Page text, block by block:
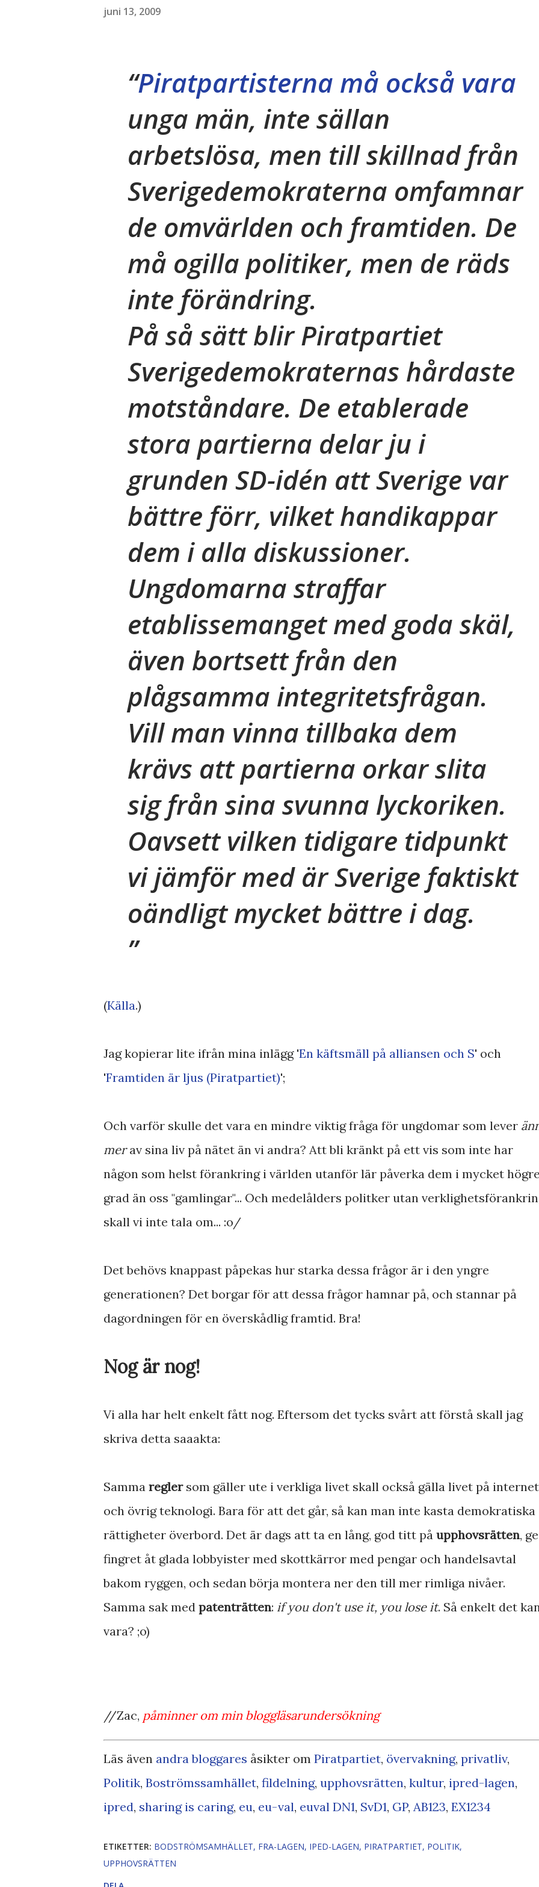
juni 13, 2009
Piratpartisterna må också vara
unga män, inte sällan
arbetslösa, men till skillnad från
Sverigedemokraterna omfamnar
de omvärlden och framtiden. De
må ogilla politiker, men de räds
inte förändring.
På så sätt blir Piratpartiet
Sverigedemokraternas hårdaste
motståndare. De etablerade
stora partierna delar ju i
grunden SD-idén att Sverige var
bättre förr, vilket handikappar
dem i alla diskussioner.
Ungdomarna straffar
etablissemanget med goda skäl,
även bortsett från den
plågsamma integritetsfrågan.
Vill man vinna tillbaka dem
krävs att partierna orkar slita
sig från sina svunna lyckoriken.
Oavsett vilken tidigare tidpunkt
vi jämför med är Sverige faktiskt
oändligt mycket bättre i dag.
(Källa.)
Jag kopierar lite ifrån mina inlägg 'En käftsmäll på alliansen och S' och
'Framtiden är ljus (Piratpartiet)';
Och varför skulle det vara en mindre viktig fråga för ungdomar som lever
merav sina liv på nätet än vi andra? Att bli kränkt på ett vis som inte har
någon som helst förankring i världen utanför lär påverka dem i mycket högre
grad än oss "gamlingar"... Och medelålders politker utan
skall vi inte tala om... :o/
Det behövs knappast påpekas hur starka dessa frågor är i den yngre
generationen? Det borgar för att dessa frågor hamnar på, och stannar på
dagordningen för en överskådlig framtid. Bra!
Nog är nog!
Vi alla har helt enkelt fått nog. Eftersom det tycks svårt att förstå skall jag
skriva detta saaakta:
Samma reglersom gäller ute i verkliga livet skall också gälla livet på
och övrig teknologi. Bara för att det går, så kan man inte kasta demokratiska
rättigheter överbord. Det är dags att ta en lång, god titt på upphovsrätten, ge
fingret åt glada lobbyister med skottkärror med pengar och handelsavtal
bakom ryggen, och sedan börja montera ner den till mer rimliga nivåer.
Samma sak med patenträtten: if you don't use it, you lose it. Så enkelt det
vara? ;o)
//Zac, påminner om min bloggläsarundersökning
Läs även andra bloggares åsikter om Piratpartiet, övervakning, privatliv,
Politik, Boströmssamhället, fildelning, upphovsrätten, kultur, ipred-lagen,
ipred, sharing is caring, eu, eu-val, euval DN1, SvD1, GP, AB123, EX1234
ETIKETTER: BODSTRÖMSAMHÄLLET FRA-LAGEN IPED-LAGEN PIRATPARTIET POLITIK
UPPHOVSRÄTTEN